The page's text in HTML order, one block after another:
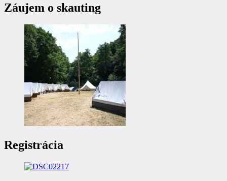
Záujem o skauting
Registrácia